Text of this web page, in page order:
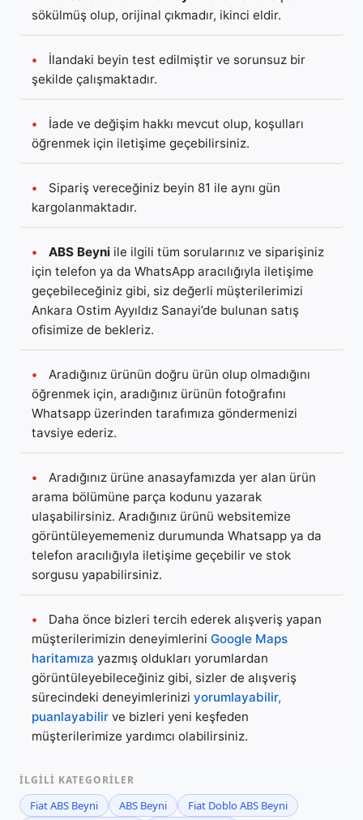
sökülmüş olup, orijinal çıkmadır, ikinci eldir.
•
İlandaki beyin test edilmiştir ve sorunsuz bir
şekilde çalışmaktadır.
•
İade ve değişim hakkı mevcut olup, koşulları
öğrenmek için iletişime geçebilirsiniz.
•
Sipariş vereceğiniz beyin 81 ile aynı gün
kargolanmaktadır.
• ABS Beyni ile ilgili tüm sorularınız ve siparişiniz
için telefon ya da WhatsApp aracılığıyla iletişime
geçebileceğiniz gibi, siz değerli müşterilerimizi
Ankara Ostim Ayyıldız Sanayi’de bulunan satış
ofisimize de bekleriz.
•
Aradığınız ürünün doğru ürün olup olmadığını
öğrenmek için, aradığınız ürünün fotoğrafını
Whatsapp üzerinden tarafımıza göndermenizi
tavsiye ederiz.
•
Aradığınız ürüne anasayfamızda yer alan ürün
arama bölümüne parça kodunu yazarak
ulaşabilirsiniz. Aradığınız ürünü websitemize
görüntüleyememeniz durumunda Whatsapp ya da
telefon aracılığıyla iletişime geçebilir ve stok
sorgusu yapabilirsiniz.
•
Daha önce bizleri tercih ederek alışveriş yapan
müşterilerimizin deneyimlerini Google Maps
haritamıza yazmış oldukları yorumlardan
görüntüleyebileceğiniz gibi, sizler de alışveriş
sürecindeki deneyimlerinizi yorumlayabilir,
puanlayabilir ve bizleri yeni keşfeden
müşterilerimize yardımcı olabilirsiniz.
İLGILI KATEGORILER
Fiat ABS Beyni ABS Beyni
Fiat Doblo ABS Beyni